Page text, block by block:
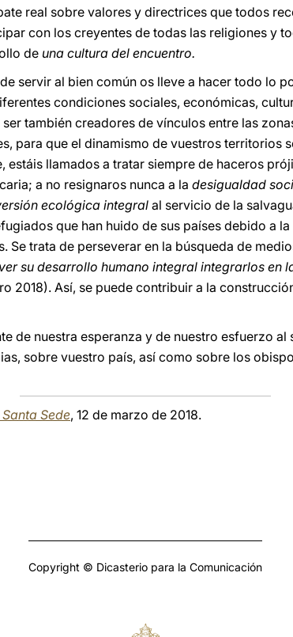
real sobre valores y directrices que todos
con los creyentes de todas las religiones y
de una cultura del encuentro.
servir al bien común os lleve a hacer todo lo
condiciones sociales, económicas,
también creadores de vínculos entre las
para que el dinamismo de vuestros territorios
estáis llamados a tratar siempre de haceros
a no resignaros nunca a la desigualdad
ecológica integral al servicio de la
que han huido de sus países debido a
Se trata de perseverar en la búsqueda de
su desarrollo humano integral integrarlos en
2018). Así, se puede contribuir a la
de nuestra esperanza y de nuestro esfuerzo
sobre vuestro país, así como sobre los
Sede, 12 de marzo de 2018.
Copyright © Dicasterio para la Comunicación